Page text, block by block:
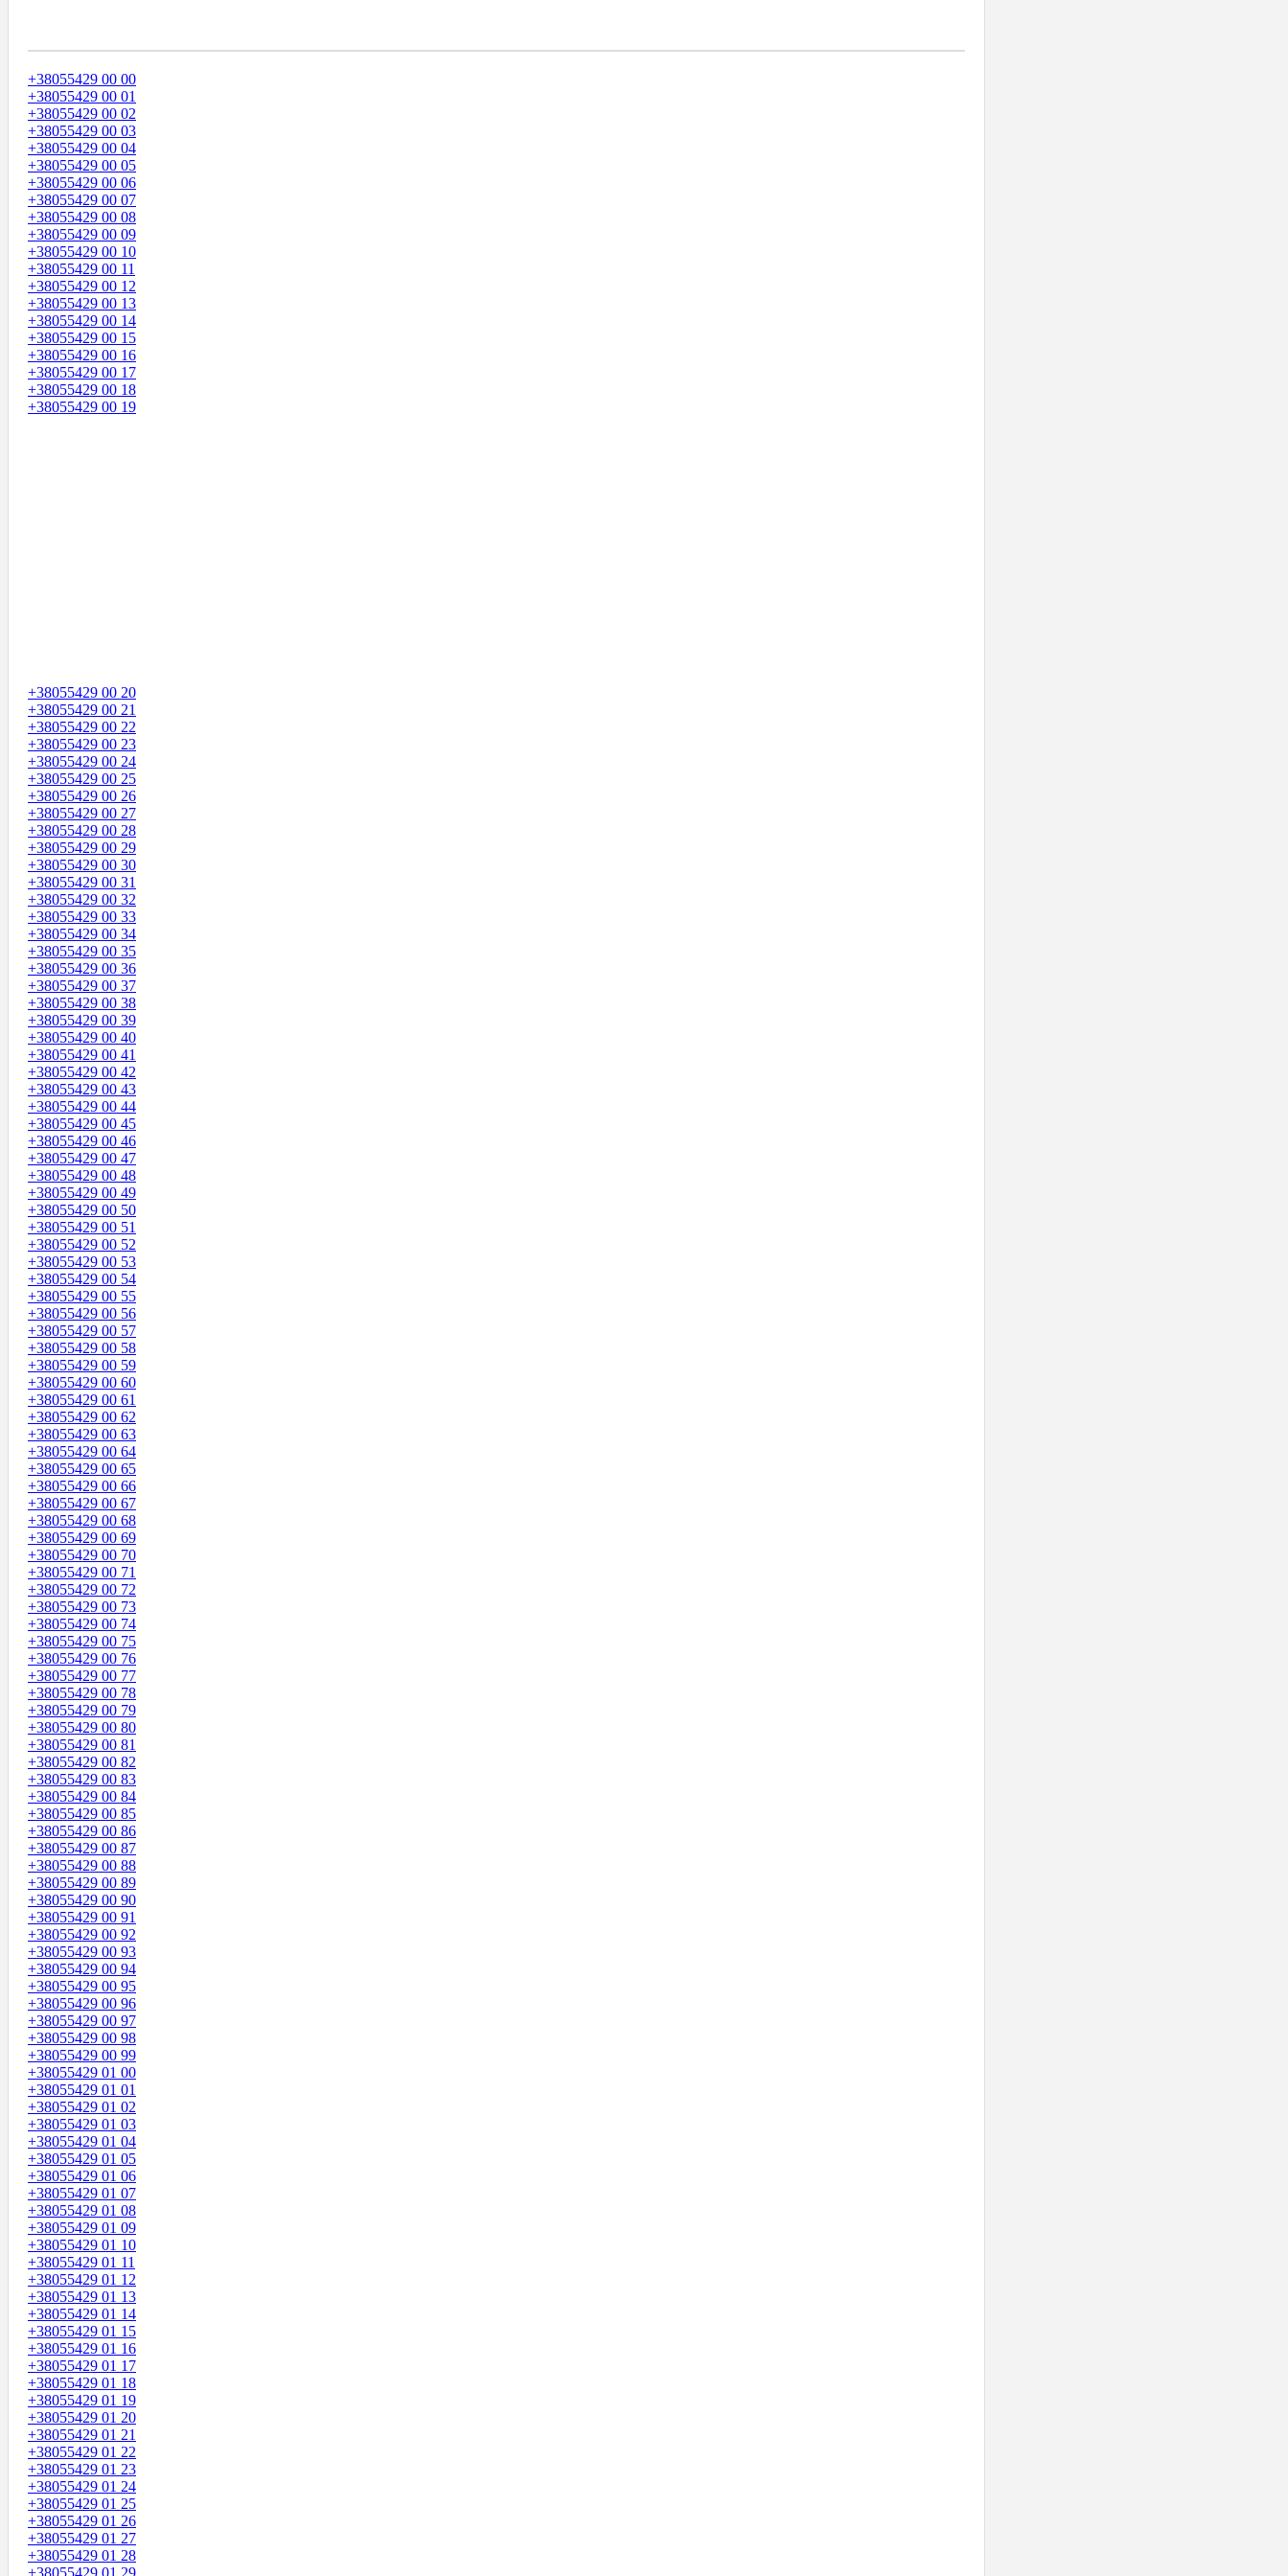
+38055429 00 00
+38055429 00 01
+38055429 00 02
+38055429 00 03
+38055429 00 04
+38055429 00 05
+38055429 00 06
+38055429 00 07
+38055429 00 08
+38055429 00 09
+38055429 00 10
+38055429 00 11
+38055429 00 12
+38055429 00 13
+38055429 00 14
+38055429 00 15
+38055429 00 16
+38055429 00 17
+38055429 00 18
+38055429 00 19
+38055429 00 20
+38055429 00 21
+38055429 00 22
+38055429 00 23
+38055429 00 24
+38055429 00 25
+38055429 00 26
+38055429 00 27
+38055429 00 28
+38055429 00 29
+38055429 00 30
+38055429 00 31
+38055429 00 32
+38055429 00 33
+38055429 00 34
+38055429 00 35
+38055429 00 36
+38055429 00 37
+38055429 00 38
+38055429 00 39
+38055429 00 40
+38055429 00 41
+38055429 00 42
+38055429 00 43
+38055429 00 44
+38055429 00 45
+38055429 00 46
+38055429 00 47
+38055429 00 48
+38055429 00 49
+38055429 00 50
+38055429 00 51
+38055429 00 52
+38055429 00 53
+38055429 00 54
+38055429 00 55
+38055429 00 56
+38055429 00 57
+38055429 00 58
+38055429 00 59
+38055429 00 60
+38055429 00 61
+38055429 00 62
+38055429 00 63
+38055429 00 64
+38055429 00 65
+38055429 00 66
+38055429 00 67
+38055429 00 68
+38055429 00 69
+38055429 00 70
+38055429 00 71
+38055429 00 72
+38055429 00 73
+38055429 00 74
+38055429 00 75
+38055429 00 76
+38055429 00 77
+38055429 00 78
+38055429 00 79
+38055429 00 80
+38055429 00 81
+38055429 00 82
+38055429 00 83
+38055429 00 84
+38055429 00 85
+38055429 00 86
+38055429 00 87
+38055429 00 88
+38055429 00 89
+38055429 00 90
+38055429 00 91
+38055429 00 92
+38055429 00 93
+38055429 00 94
+38055429 00 95
+38055429 00 96
+38055429 00 97
+38055429 00 98
+38055429 00 99
+38055429 01 00
+38055429 01 01
+38055429 01 02
+38055429 01 03
+38055429 01 04
+38055429 01 05
+38055429 01 06
+38055429 01 07
+38055429 01 08
+38055429 01 09
+38055429 01 10
+38055429 01 11
+38055429 01 12
+38055429 01 13
+38055429 01 14
+38055429 01 15
+38055429 01 16
+38055429 01 17
+38055429 01 18
+38055429 01 19
+38055429 01 20
+38055429 01 21
+38055429 01 22
+38055429 01 23
+38055429 01 24
+38055429 01 25
+38055429 01 26
+38055429 01 27
+38055429 01 28
+38055429 01 29